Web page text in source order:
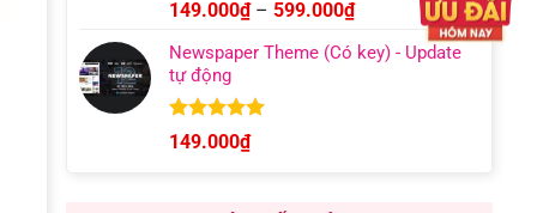
hạng 5.00
5 sao
149.000₫ – 599.000₫Khoảng
từ
Newspaper Theme (Có key) - Update
tự động
Được xếp
hạng 4.92
149.000₫